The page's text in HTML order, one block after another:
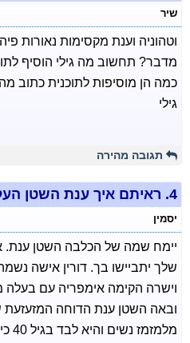
שיר
וטהוניה וענת מקסימות נאורות
מדבר? תחשוב מה גילי הוסיף
כמה הן מוסיפות לתוכנית כתוב
גילי
תגובה מהירה
4. ראיתם איך ענת השטן
יסמין
יימח שמה של הכלבה השטן ענת.
שלך יתביישו בך. דורין אישה
וישרה הקימה אימפריה עם בעלה
ובאה השטן ענת הדוחה המזעזעת